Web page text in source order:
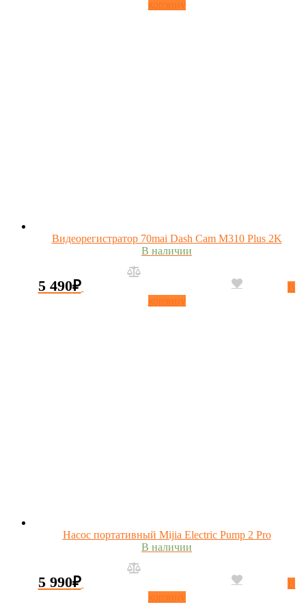
Видеорегистратор 70mai Dash Cam M310 Plus 2K
В наличии
5 490₽
Насос портативный Mijia Electric Pump 2 Pro
В наличии
5 990₽